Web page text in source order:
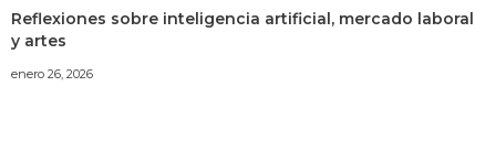
Reflexiones sobre inteligencia artificial, mercado laboral
y artes
enero 26, 2026